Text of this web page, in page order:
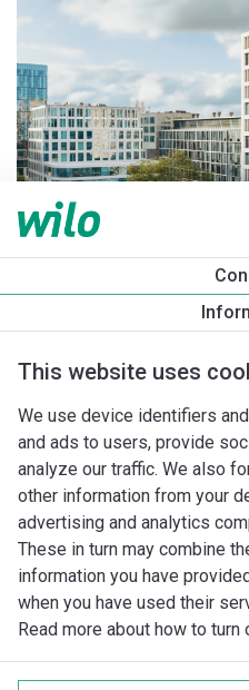
This website uses
We use device identifiers
and ads to users, provide
analyze our traffic. We also
other information from your
advertising and analytics
These in turn may combine
information you have
when you have used their
Read more about how to
Imprint
Behandling av